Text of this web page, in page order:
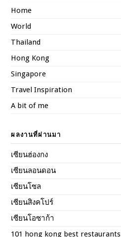
Home
World
Thailand
Hong Kong
Singapore
Travel Inspiration
A bit of me
ผลงานที่ผ่านมา
เซียนฮ่องกง
เซียนลอนดอน
เซียนโซล
เซียนสิงคโปร์
เซียนโอซาก้า
101 hong kong best restaurants